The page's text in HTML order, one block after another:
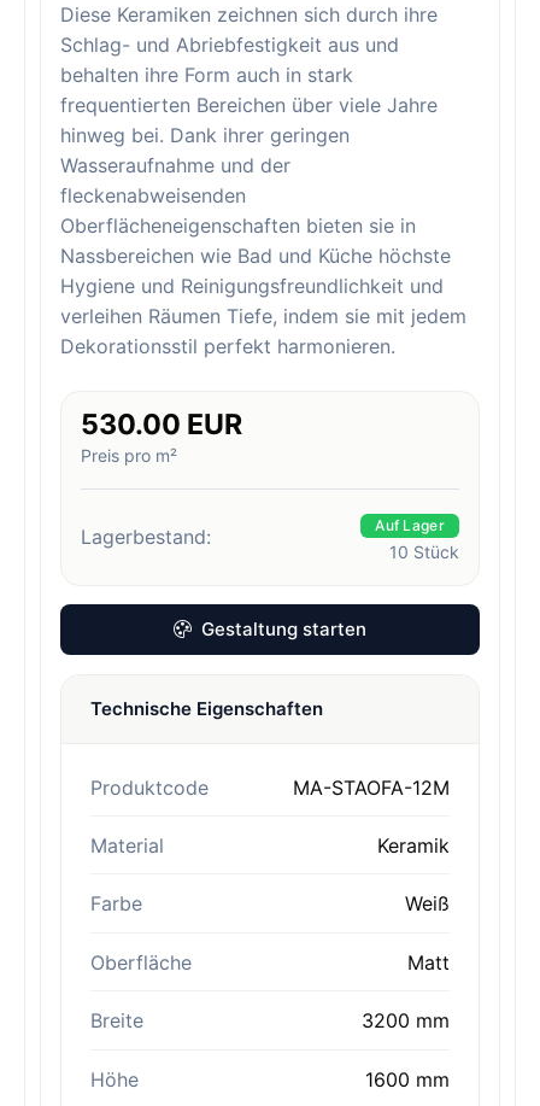
Diese Keramiken zeichnen sich durch ihre
Schlag- und Abriebfestigkeit aus und
behalten ihre Form auch in stark
frequentierten Bereichen über viele Jahre
hinweg bei. Dank ihrer geringen
Wasseraufnahme und der
fleckenabweisenden
Oberflächeneigenschaften bieten sie in
Nassbereichen wie Bad und Küche höchste
Hygiene und Reinigungsfreundlichkeit und
verleihen Räumen Tiefe, indem sie mit jedem
Dekorationsstil perfekt harmonieren.
530.00 EUR
Preis pro m²
Lagerbestand: Auf Lager
10 Stück
Gestaltung starten
Technische Eigenschaften
Produktcode MA-STAOFA-12M
Material Keramik
Farbe Weiß
Oberfläche Matt
Breite 3200 mm
Höhe 1600 mm